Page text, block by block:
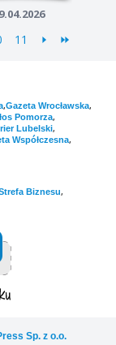
11
,Gazeta Wrocławska,
Pomorza,
Lubelski,
Współczesna,
Biznesu,
Sp. z o.o.